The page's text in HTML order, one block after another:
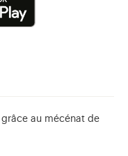
au mécénat de